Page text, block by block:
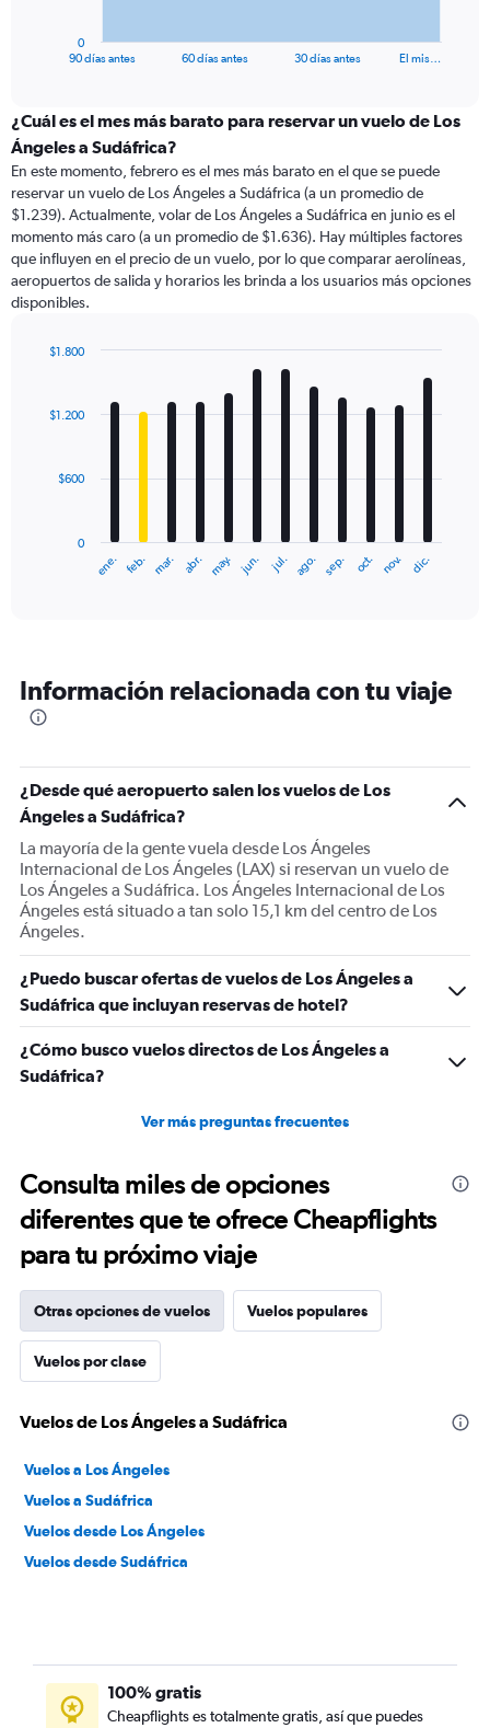
categories.
Range:
91
categories.
The
chart
has
1
Y
axis
values.
to
90 días antes 60 días antes 30 días antes El mis…
0
¿Cuál es el mes más barato para reservar un vuelo de Los
Ángeles a Sudáfrica?
En este momento, febrero es el mes más barato en el que se puede
reservar un vuelo de Los Ángeles a Sudáfrica (a un promedio de
$1.239). Actualmente, volar de Los Ángeles a Sudáfrica en junio es el
momento más caro (a un promedio de $1.636). Hay múltiples factores
que influyen en el precio de un vuelo, por lo que comparar aerolíneas,
aeropuertos de salida y horarios les brinda a los usuarios más opciones
disponibles.
with
12
The
categories.
The
Y
axis
displaying
values.
Range:
0
to
1800.
ene. feb. mar. abr. may. jun. jul. ago. sep. oct. nov. dic.
0
$600
$1.200
$1.800
Información relacionada con tu viaje
¿Desde qué aeropuerto salen los vuelos de Los
Ángeles a Sudáfrica?
La mayoría de la gente vuela desde Los Ángeles
Internacional de Los Ángeles (LAX) si reservan un vuelo de
Los Ángeles a Sudáfrica. Los Ángeles Internacional de Los
Ángeles está situado a tan solo 15,1 km del centro de Los
Ángeles.
¿Puedo buscar ofertas de vuelos de Los Ángeles a
Sudáfrica que incluyan reservas de hotel?
¿Cómo busco vuelos directos de Los Ángeles a
Sudáfrica?
Ver más preguntas frecuentes
Consulta miles de opciones
diferentes que te ofrece Cheapflights
para tu próximo viaje
Otras opciones de vuelos Vuelos populares
Vuelos por clase
Vuelos de Los Ángeles a Sudáfrica
Vuelos a Los Ángeles
Vuelos a Sudáfrica
Vuelos desde Los Ángeles
Vuelos desde Sudáfrica
100% gratis
Cheapflights es totalmente gratis, así que puedes